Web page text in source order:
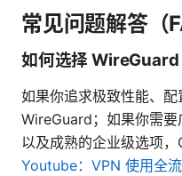
常见问题解答（
如何选择 WireGuard
如果你追求极致性能、
WireGuard；如果你需要
以及成熟的企业级选项，
Youtube：VPN 使用全